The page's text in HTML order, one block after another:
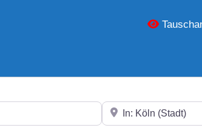
In der Nähe